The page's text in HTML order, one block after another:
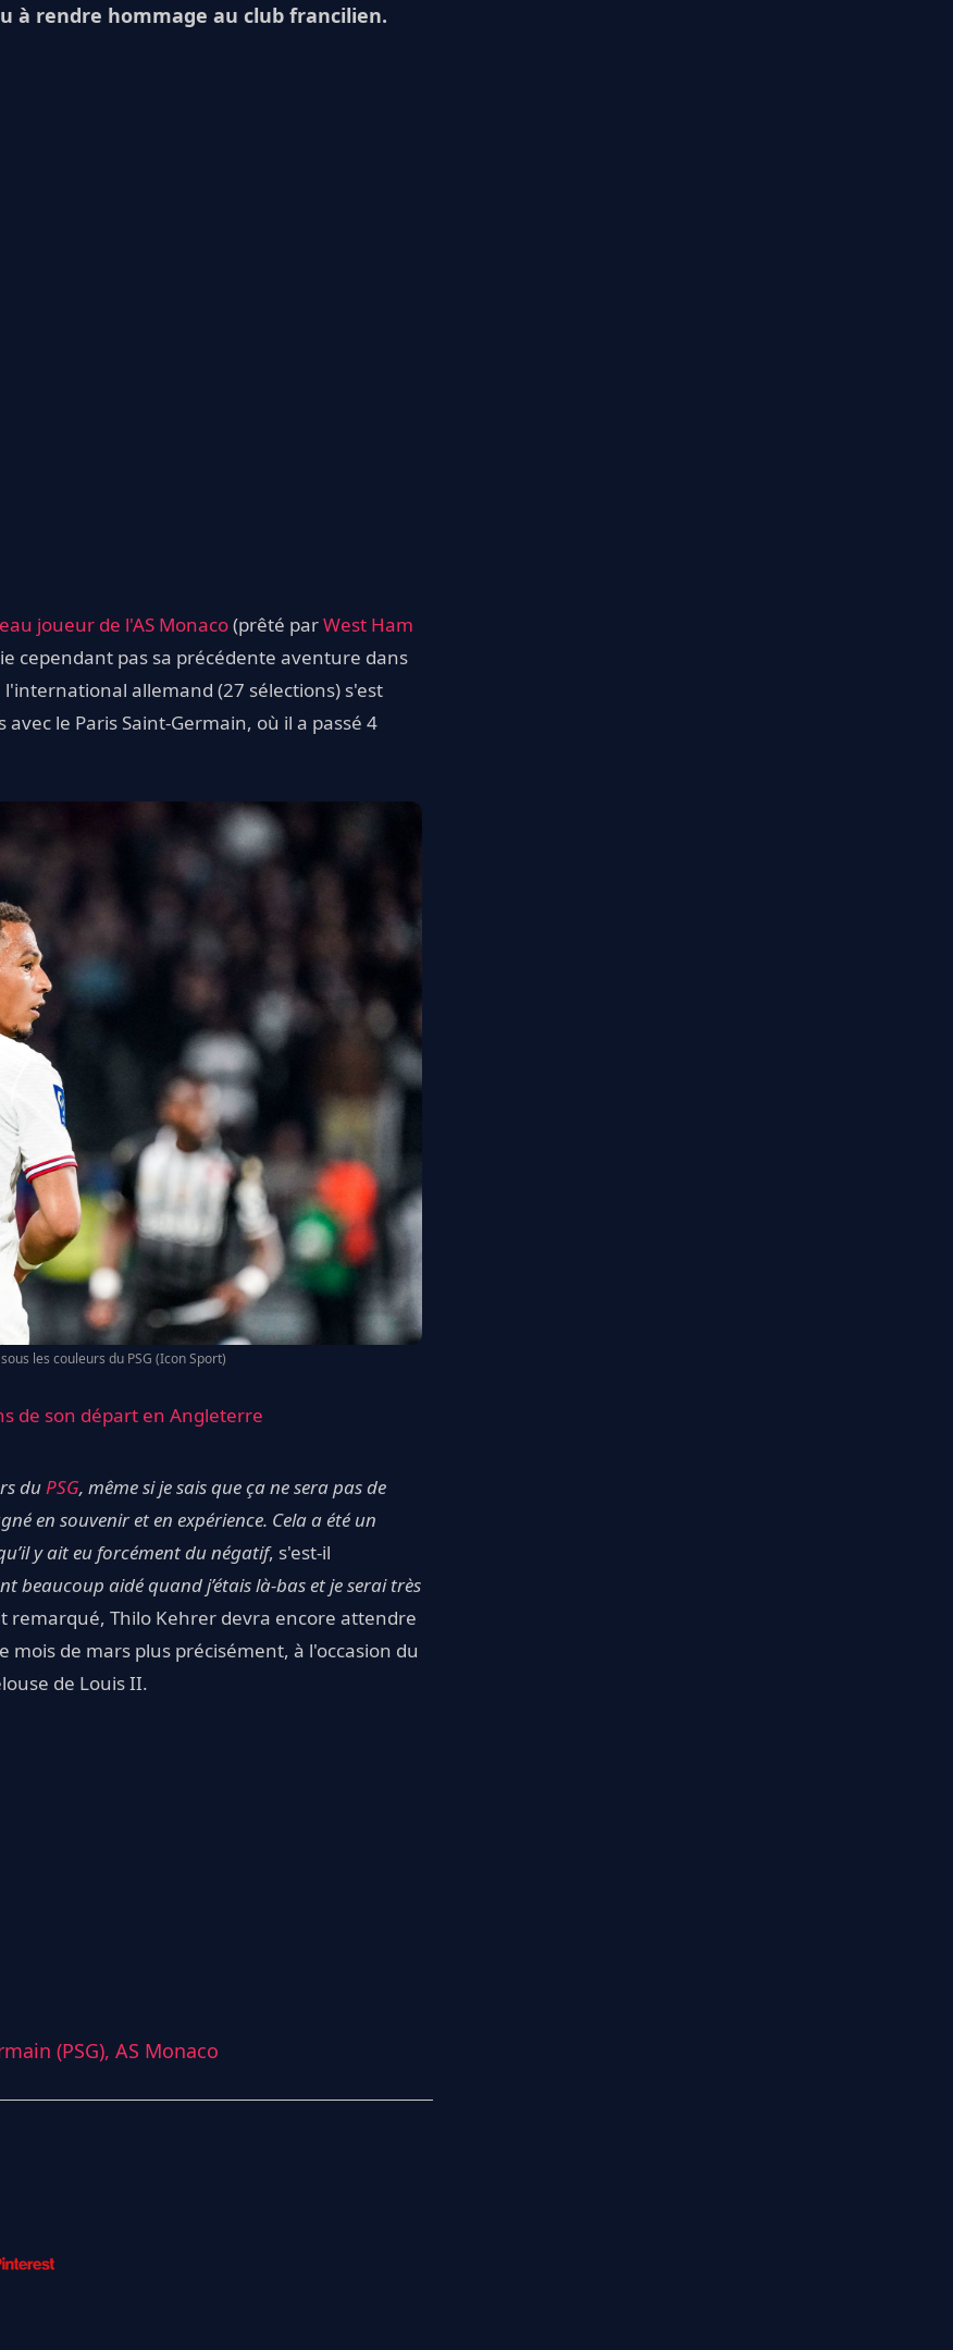
à rendre hommage au club francilien.
joueur de l'AS Monaco(prêté parWest Ham
cependant pas sa précédente aventure dans
l'international allemand (27 sélections) s'est
le Paris Saint-Germain, où il a passé 4
les couleurs du PSG (Icon Sport)
de son départ en Angleterre
duPSG, même si je sais que ça ne sera pas de
en souvenir et en expérience. Cela a été un
y ait eu forcément du négatif, s'est-il
beaucoup aidé quand j’étais là-bas et je serai très
remarqué, Thilo Kehrer devra encore attendre
de mars plus précisément, à l'occasion du
de Louis II.
(PSG), AS Monaco